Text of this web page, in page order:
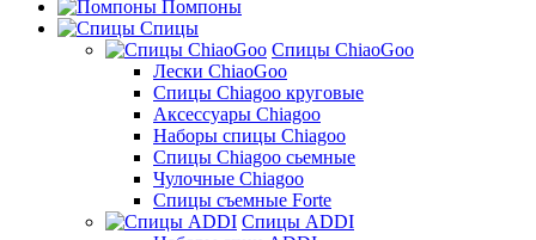
Помпоны
Спицы
Спицы ChiaoGoo
Лески ChiaoGoo
Cпицы Сhiagoo круговые
Аксессуары Chiagoo
Наборы спицы Chiagoo
Спицы Chiagoo сьемные
Чулочные Chiagoo
Спицы съемные Forte
Спицы ADDI